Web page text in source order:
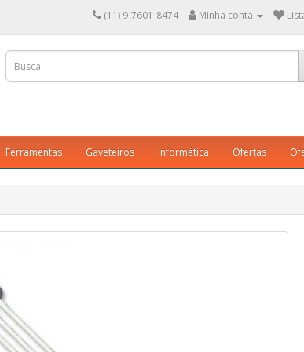
(11) 9-7601-8474 Minha conta
Ferramentas Gaveteiros Informática Ofertas